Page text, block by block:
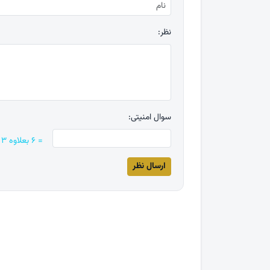
نظر:
سوال امنیتی:
= ۶ بعلاوه ۳